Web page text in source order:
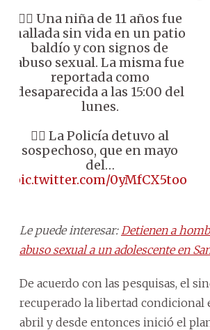
👉🏼 Una niña de 11 años fue
hallada sin vida en un patio
baldío y con signos de
abuso sexual. La misma fue
reportada como
desaparecida a las 15:00 del
lunes.
👉🏼 La Policía detuvo al
sospechoso, que en mayo
del…
pic.twitter.com/0yMfCX5too
Le puede interesar: Detienen a
abuso sexual a un adolescente en
De acuerdo con las pesquisas, el
recuperado la libertad condicional
abril y desde entonces inició el